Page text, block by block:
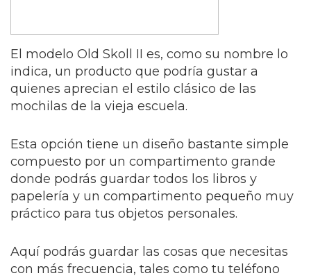
El modelo Old Skoll II es, como su nombre lo
indica, un producto que podría gustar a
quienes aprecian el estilo clásico de las
mochilas de la vieja escuela.
Esta opción tiene un diseño bastante simple
compuesto por un compartimento grande
donde podrás guardar todos los libros y
papelería y un compartimento pequeño muy
práctico para tus objetos personales.
Aquí podrás guardar las cosas que necesitas
con más frecuencia, tales como tu teléfono